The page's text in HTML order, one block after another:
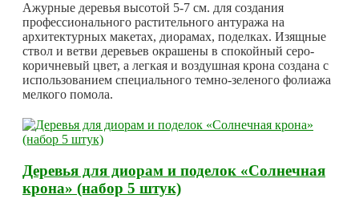
Ажурные деревья высотой 5-7 см. для создания
профессионального растительного антуража на
архитектурных макетах, диорамах, поделках. Изящные
ствол и ветви деревьев окрашены в спокойный серо-
коричневый цвет, а легкая и воздушная крона создана с
использованием специального темно-зеленого фолиажа
мелкого помола.
Деревья для диорам и поделок «Солнечная
крона» (набор 5 штук)